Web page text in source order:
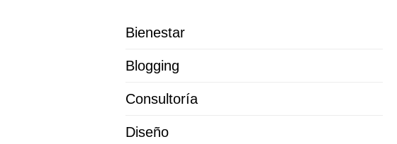
Bienestar
Blogging
Consultoría
Diseño